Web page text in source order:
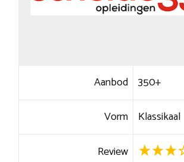
Aanbod 350+
Vorm Klassikaal
Review